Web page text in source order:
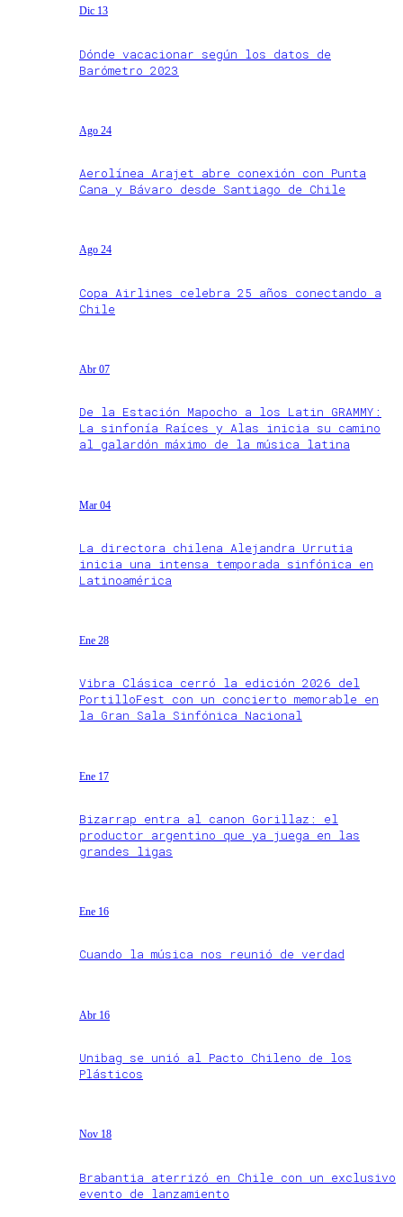
Dic 13
Dónde vacacionar según los datos de
Barómetro 2023
Ago 24
Aerolínea Arajet abre conexión con Punta
Cana y Bávaro desde Santiago de Chile
Ago 24
Copa Airlines celebra 25 años conectando a
Chile
Abr 07
De la Estación Mapocho a los Latin GRAMMY:
La sinfonía Raíces y Alas inicia su camino
al galardón máximo de la música latina
Mar 04
La directora chilena Alejandra Urrutia
inicia una intensa temporada sinfónica en
Latinoamérica
Ene 28
Vibra Clásica cerró la edición 2026 del
PortilloFest con un concierto memorable en
la Gran Sala Sinfónica Nacional
Ene 17
Bizarrap entra al canon Gorillaz: el
productor argentino que ya juega en las
grandes ligas
Ene 16
Cuando la música nos reunió de verdad
Abr 16
Unibag se unió al Pacto Chileno de los
Plásticos
Nov 18
Brabantia aterrizó en Chile con un exclusivo
evento de lanzamiento